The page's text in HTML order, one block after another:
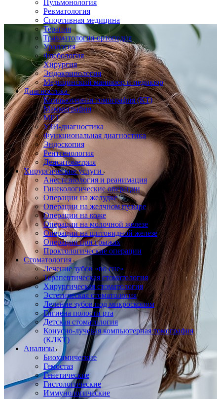
Пульмонология
Ревматология
Спортивная медицина
Терапия
Травматология-ортопедия
Урология
Флебология
Хирургия
Эндокринология
Медицинский маникюр и педикюр
Диагностика
Компьютерная томография (КТ)
Маммография
МРТ
УЗИ-диагностика
Функциональная диагностика
Эндоскопия
Рентгенология
Денситометрия
Хирургические услуги
Анестезиология и реанимация
Гинекологические операции
Операции на желудке
Операции на желчном пузыре
Операции на коже
Операции на молочной железе
Операции на щитовидной железе
Операции при грыжах
Проктологические операции
Стоматология
Лечение зубов «во сне»
Терапевтическая стоматология
Хирургическая стоматология
Эстетическая стоматология
Лечение зубов под микроскопом
Гигиена полости рта
Детская стоматология
Конусно-лучевая компьютерная томография
(КЛКТ)
Анализы
Биохимические
Гемостаз
Генетические
Гистологические
Иммунологические